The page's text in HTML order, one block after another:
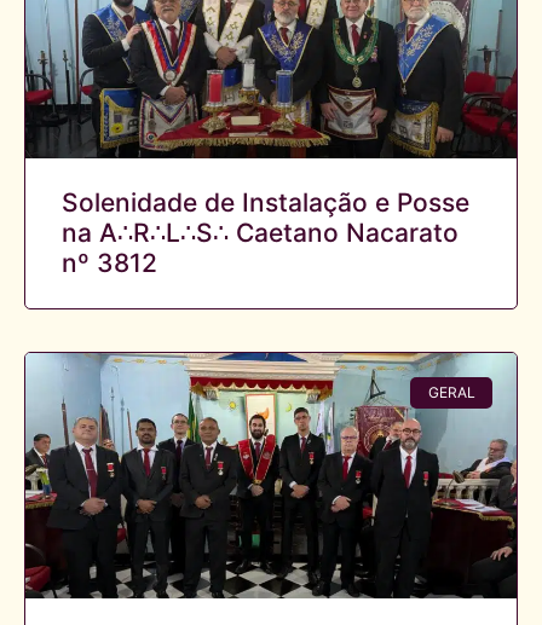
Solenidade de Instalação e Posse
na A∴R∴L∴S∴ Caetano Nacarato
nº 3812
GERAL